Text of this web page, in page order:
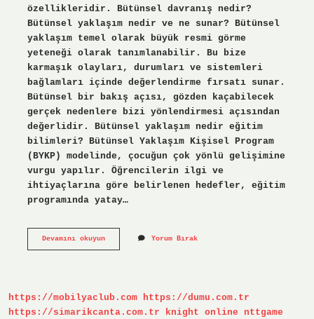
özellikleridir. Bütünsel davranış nedir?
Bütünsel yaklaşım nedir ve ne sunar? Bütünsel
yaklaşım temel olarak büyük resmi görme
yeteneği olarak tanımlanabilir. Bu bize
karmaşık olayları, durumları ve sistemleri
bağlamları içinde değerlendirme fırsatı sunar.
Bütünsel bir bakış açısı, gözden kaçabilecek
gerçek nedenlere bizi yönlendirmesi açısından
değerlidir. Bütünsel yaklaşım nedir eğitim
bilimleri? Bütünsel Yaklaşım Kişisel Program
(BYKP) modelinde, çocuğun çok yönlü gelişimine
vurgu yapılır. Öğrencilerin ilgi ve
ihtiyaçlarına göre belirlenen hedefler, eğitim
programında yatay…
Devamını okuyunBütünsel
Yorum Bırak
https://mobilyaclub.com https://dumu.com.tr
https://simarikcanta.com.tr
knight online
nttgame